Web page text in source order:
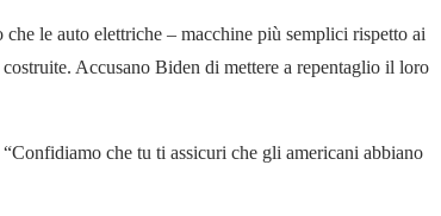
le auto elettriche – macchine più semplici rispetto ai
Accusano Biden di mettere a repentaglio il loro
che tu ti assicuri che gli americani abbiano